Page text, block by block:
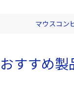
マウスコン
おすすめ製